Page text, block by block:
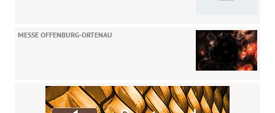
MESSE OFFENBURG-ORTENAU